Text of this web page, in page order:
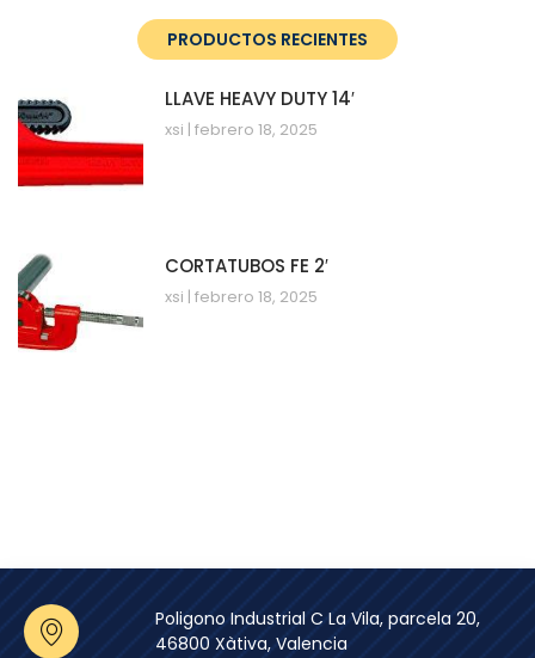
PRODUCTOS RECIENTES
LLAVE HEAVY DUTY 14′
xsi febrero 18, 2025
CORTATUBOS FE 2′
xsi febrero 18, 2025
Poligono Industrial C La Vila, parcela 20,
46800 Xàtiva, Valencia